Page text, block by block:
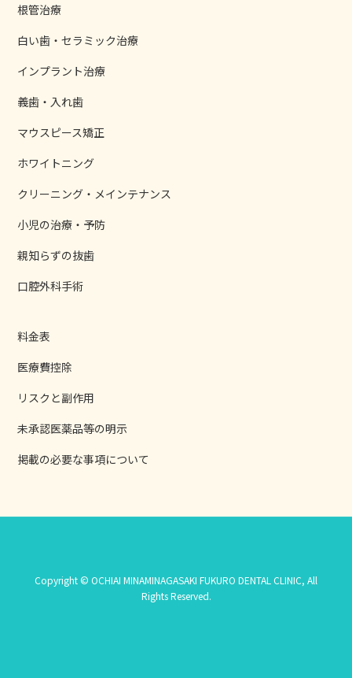
根管治療
白い歯・セラミック治療
インプラント治療
義歯・入れ歯
マウスピース矯正
ホワイトニング
クリーニング・メインテナンス
小児の治療・予防
親知らずの抜歯
口腔外科手術
料金表
医療費控除
リスクと副作用
未承認医薬品等の明示
掲載の必要な事項について
Copyright © OCHIAI MINAMINAGASAKI FUKURO DENTAL CLINIC, All
Rights Reserved.